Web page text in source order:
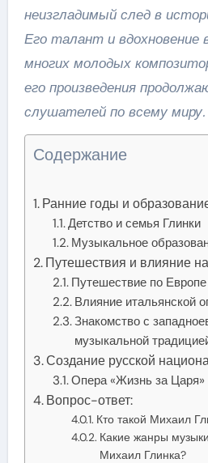
неизгладимый след в
Его талант и вдохновение
многих молодых
его произведения
слушателей по всему миру.
Содержание
Ранние годы и
Детство и семья Глинки
Музыкальное
Путешествия и влияние
Путешествие по Европе
Влияние итальянской
Знакомство с
музыкальной
Создание русской
Опера «Жизнь за Царя»
Вопрос-ответ:
Кто такой Михаил
Какие жанры
Михаил Глинка?